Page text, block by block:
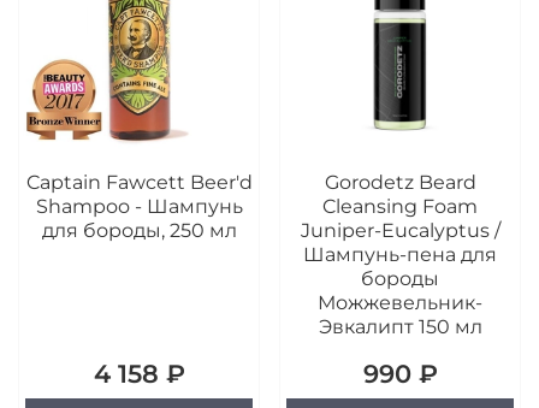
Captain Fawcett Beer'd
Shampoo - Шампунь
для бороды, 250 мл
4 158 ₽
Gorodetz Beard
Cleansing Foam
Juniper-Eucalyptus /
Шампунь-пена для
бороды
Можжевельник-
Эвкалипт 150 мл
990 ₽